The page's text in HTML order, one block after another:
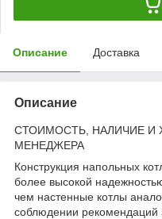
Описание Доставка
Описание
СТОИМОСТЬ, НАЛИЧИЕ И
МЕНЕДЖЕРА
Конструкция напольных
более высокой
чем настенные котлы
соблюдении рекомендаций